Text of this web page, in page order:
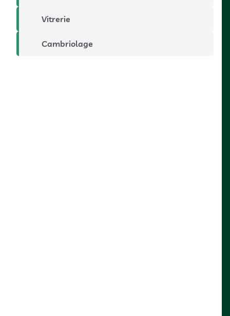
Vitrerie
Cambriolage